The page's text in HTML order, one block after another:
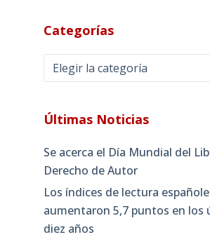
Categorías
Categorías
Últimas Noticias
Se acerca el Día Mundial del
Derecho de Autor
Los índices de lectura
aumentaron 5,7 puntos en los
diez años